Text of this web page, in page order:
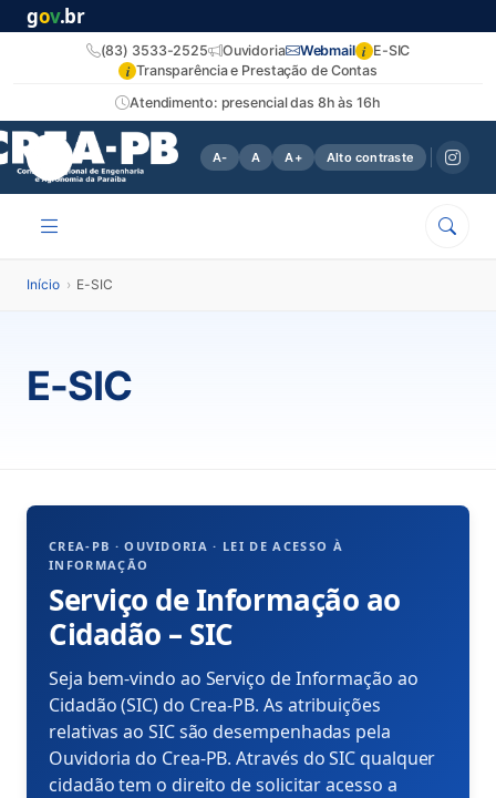
gov.br
Atendimento: presencial das 8h às 16h
(83) 3533-2525 Ouvidoria Webmail i E-SIC
i Transparência e Prestação de Contas
A- A A+ Alto contraste
Início › E-SIC
E-SIC
CREA-PB · OUVIDORIA · LEI DE ACESSO À
INFORMAÇÃO
Serviço de Informação ao
Cidadão – SIC
Seja bem-vindo ao Serviço de Informação ao
Cidadão (SIC) do Crea-PB. As atribuições
relativas ao SIC são desempenhadas pela
Ouvidoria do Crea-PB. Através do SIC qualquer
cidadão tem o direito de solicitar acesso a